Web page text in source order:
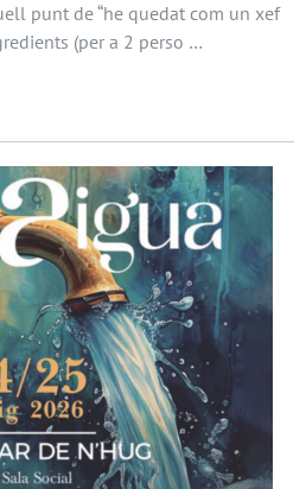
punt de “he quedat com un xef
(per a 2 perso …